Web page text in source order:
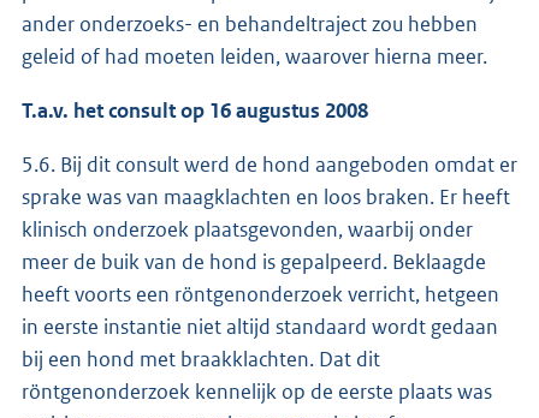
ander onderzoeks- en behandeltraject zou hebben
geleid of had moeten leiden, waarover hierna meer.
T.a.v. het consult op 16 augustus 2008
5.6. Bij dit consult werd de hond aangeboden omdat er
sprake was van maagklachten en loos braken. Er heeft
klinisch onderzoek plaatsgevonden, waarbij onder
meer de buik van de hond is gepalpeerd. Beklaagde
heeft voorts een röntgenonderzoek verricht, hetgeen
in eerste instantie niet altijd standaard wordt gedaan
bij een hond met braakklachten. Dat dit
röntgenonderzoek kennelijk op de eerste plaats was